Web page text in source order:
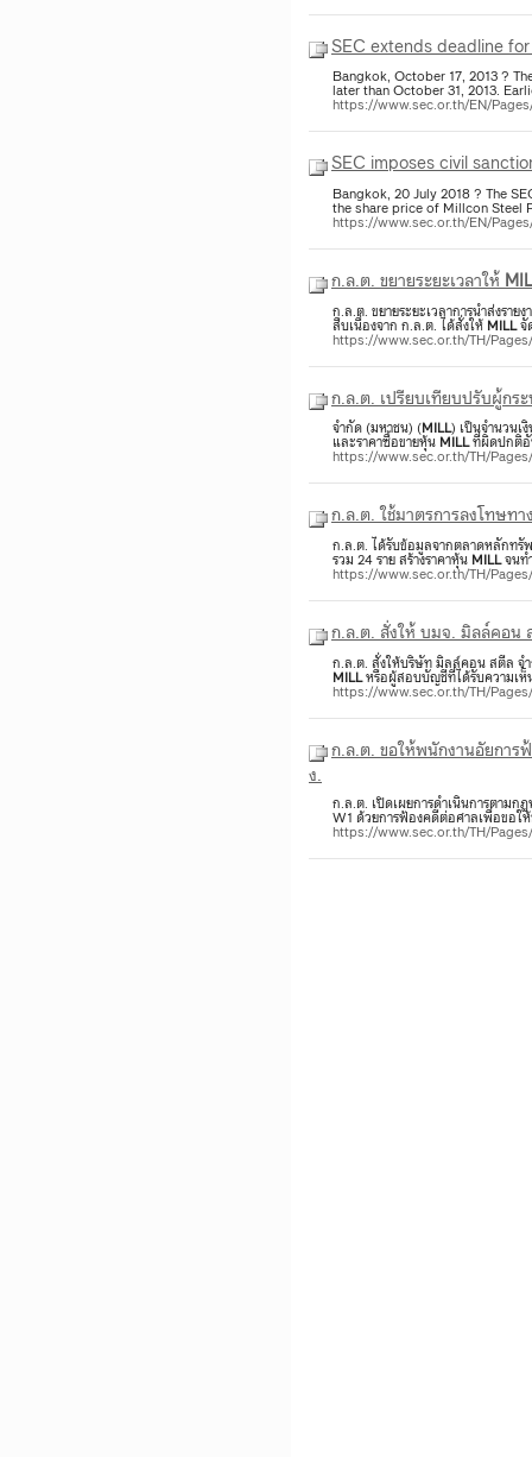
SEC extends deadline
Bangkok, October 17, 2013 ?
later than October 31, 2013.
https://www.sec.or.th/EN/
SEC imposes civil
Bangkok, 20 July 2018 ? The
the share price of Millcon Steel
https://www.sec.or.th/EN/
ก.ล.ต. ขยายระยะเวลาให้
ก.ล.ต. ขยายระยะเวลาการนำส่งร
สืบเนื่องจาก ก.ล.ต. ได้สั่งให้ MILLจั
https://www.sec.or.th/TH/
ก.ล.ต. เปรียบเทียบปรับผู้กร
จำกัด (มหาชน) (MILL) เป็นจำนวนเ
และราคาซื้อขายหุ้น MILLที่ผิดปกติอั
https://www.sec.or.th/TH/
ก.ล.ต. ใช้มาตรการลงโทษท
ก.ล.ต. ได้รับข้อมูลจากตลาดหลักทรั
รวม 24 ราย สร้างราคาหุ้น MILLจนท
https://www.sec.or.th/TH/
ก.ล.ต. สั่งให้ บมจ. มิลล์คอน
ก.ล.ต. สั่งให้บริษัท มิลล์คอน สตีล จ
MILLหรือผู้สอบบัญชีที่ได้รับความเห็
https://www.sec.or.th/TH/
ก.ล.ต. ขอให้พนักงานอัยการ
ง.
ก.ล.ต. เปิดเผยการดำเนินการตาม
W1 ด้วยการฟ้องคดีต่อศาลเพื่อขอใ
https://www.sec.or.th/TH/